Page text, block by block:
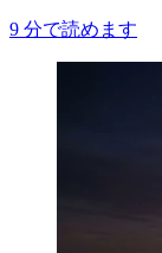
9 分で読めます